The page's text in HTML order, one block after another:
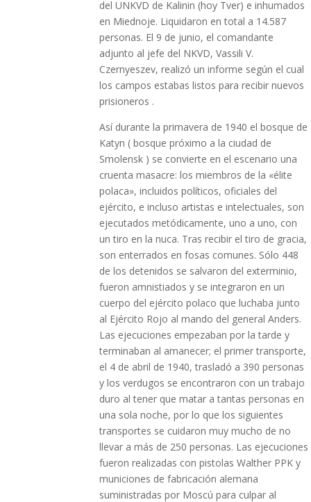
del UNKVD de Kalinin (hoy Tver) e inhumados
en Miednoje. Liquidaron en total a 14.587
personas. El 9 de junio, el comandante
adjunto al jefe del NKVD, Vassili V.
Czernyeszev, realizó un informe según el cual
los campos estabas listos para recibir nuevos
prisioneros .
Así durante la primavera de 1940 el bosque de
Katyn ( bosque próximo a la ciudad de
Smolensk ) se convierte en el escenario una
cruenta masacre: los miembros de la «élite
polaca», incluidos políticos, oficiales del
ejército, e incluso artistas e intelectuales, son
ejecutados metódicamente, uno a uno, con
un tiro en la nuca. Tras recibir el tiro de gracia,
son enterrados en fosas comunes. Sólo 448
de los detenidos se salvaron del exterminio,
fueron amnistiados y se integraron en un
cuerpo del ejército polaco que luchaba junto
al Ejército Rojo al mando del general Anders.
Las ejecuciones empezaban por la tarde y
terminaban al amanecer; el primer transporte,
el 4 de abril de 1940, trasladó a 390 personas
y los verdugos se encontraron con un trabajo
duro al tener que matar a tantas personas en
una sola noche, por lo que los siguientes
transportes se cuidaron muy mucho de no
llevar a más de 250 personas. Las ejecuciones
fueron realizadas con pistolas Walther PPK y
municiones de fabricación alemana
suministradas por Moscú para culpar al